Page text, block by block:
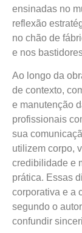
ensinadas no
reflexão
no chão de
e nos
Ao longo da
de contexto,
e manutenção
profissionais
sua
utilizem corpo,
credibilidade e
prática. Essas
corporativa e a
segundo o
confundir